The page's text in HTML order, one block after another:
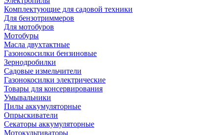
Комплектующие для садовой техники
Для бензотриммеров
Для мотобуров
Мотобуры
Масла двухтактные
Газонокосилки бензиновые
Зернодробилки
Садовые измельчители
Газонокосилки электрические
Товары для консервирования
Умывальники
Пилы аккумуляторные
Опрыскиватели
Секаторы аккумуляторные
Мотокультиваторы